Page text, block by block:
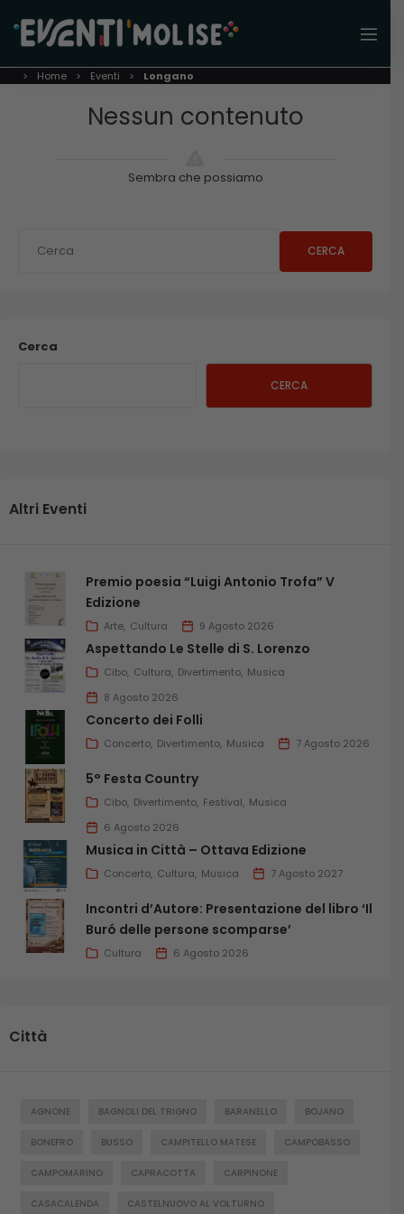
Home Eventi Longano
Nessun contenuto
Sembra che possiamo
CERCA
Cerca
CERCA
Altri Eventi
Premio poesia “Luigi Antonio Trofa” V
Edizione
Arte Cultura 9 Agosto 2026
Aspettando Le Stelle di S. Lorenzo
Cibo Cultura Divertimento Musica
8 Agosto 2026
Concerto dei Folli
Concerto Divertimento Musica 7 Agosto 2026
5° Festa Country
Cibo Divertimento Festival Musica
6 Agosto 2026
Musica in Città – Ottava Edizione
Concerto Cultura Musica 7 Agosto 2027
Incontri d’Autore: Presentazione del libro ‘Il
Buró delle persone scomparse’
Cultura 6 Agosto 2026
Città
AGNONE BAGNOLI DEL TRIGNO BARANELLO BOJANO
BONEFRO BUSSO CAMPITELLO MATESE CAMPOBASSO
CAMPOMARINO CAPRACOTTA CARPINONE
CASACALENDA CASTELNUOVO AL VOLTURNO